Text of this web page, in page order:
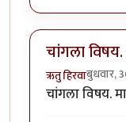
चांगला
ऋतु हिरवाबुधवार,
चांगला विषय.